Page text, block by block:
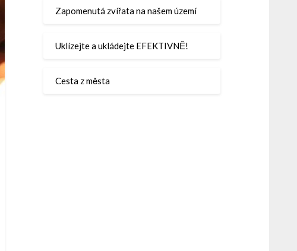
Zapomenutá zvířata na našem území
Uklízejte a ukládejte EFEKTIVNĚ!
Cesta z města